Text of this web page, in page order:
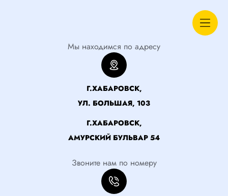
Мы находимся по адресу
Г.ХАБАРОВСК,
УЛ. БОЛЬШАЯ, 103
Г.ХАБАРОВСК,
АМУРСКИЙ БУЛЬВАР 54
Звоните нам по номеру